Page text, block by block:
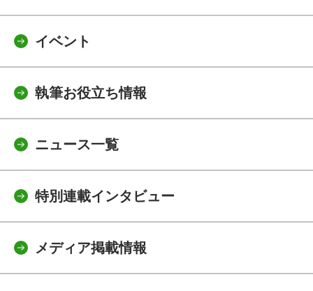
イベント
執筆お役立ち情報
ニュース一覧
特別連載インタビュー
メディア掲載情報